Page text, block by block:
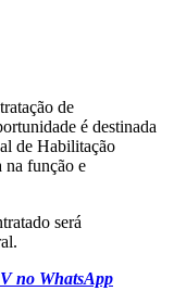
de
é destinada
de Habilitação
na função e
será
no WhatsApp